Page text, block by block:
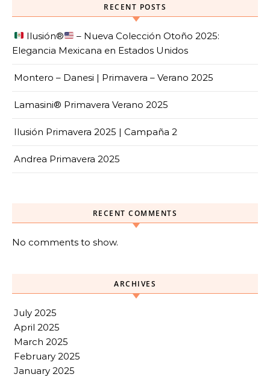
RECENT POSTS
Ilusión®️
– Nueva Colección Otoño 2025:
Elegancia Mexicana en Estados Unidos
Montero – Danesi | Primavera – Verano 2025
Lamasini® Primavera Verano 2025
Ilusión Primavera 2025 | Campaña 2
Andrea Primavera 2025
RECENT COMMENTS
No comments to show.
ARCHIVES
July 2025
April 2025
March 2025
February 2025
January 2025